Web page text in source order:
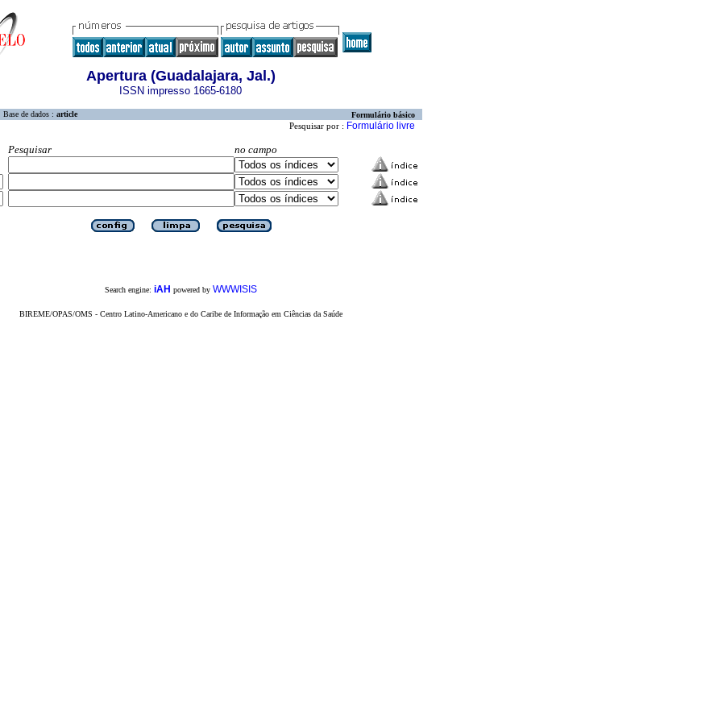
Apertura (Guadalajara, Jal.)
ISSN impresso 1665-6180
Base de dados : article Formulário básico
Pesquisar por : Formulário livre
Pesquisar
no campo
Search engine: iAH powered by WWWISIS
BIREME/OPAS/OMS - Centro Latino-Americano e do Caribe de Informação em Ciências da Saúde